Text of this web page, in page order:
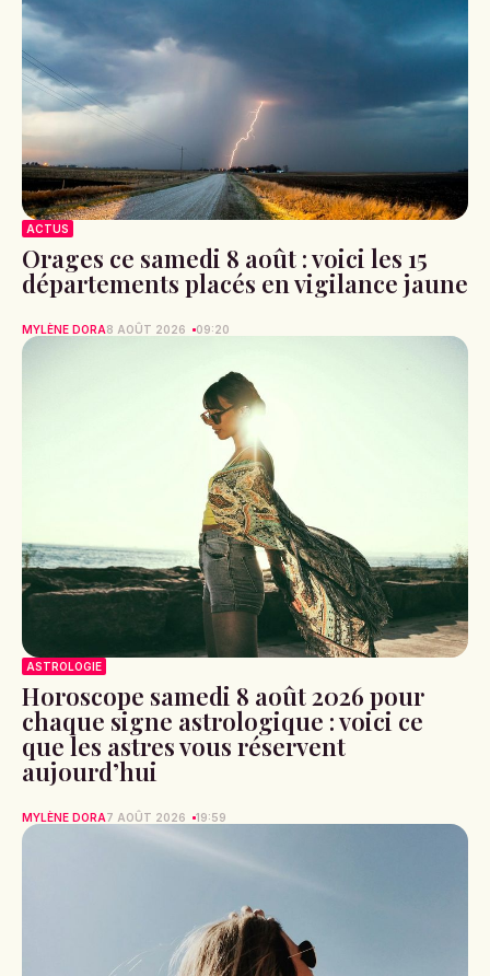
ACTUS
Orages ce samedi 8 août : voici les 15
départements placés en vigilance jaune
MYLÈNE DORA8 AOÛT 2026 09:20
ASTROLOGIE
Horoscope samedi 8 août 2026 pour
chaque signe astrologique : voici ce
que les astres vous réservent
aujourd’hui
MYLÈNE DORA7 AOÛT 2026 19:59